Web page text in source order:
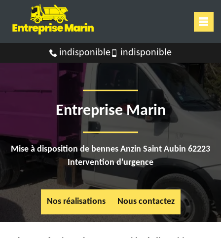
indisponible indisponible
Entreprise Marin
Mise à disposition de bennes Anzin Saint Aubin 62223
Intervention d'urgence
Nos réalisations Nous contactez